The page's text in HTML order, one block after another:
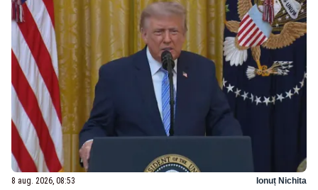
8 aug. 2026, 08:53 Ionuț Nichita